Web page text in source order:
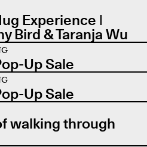
Experience |
Bird & Taranja Wu
Up Sale
Up Sale
walking through